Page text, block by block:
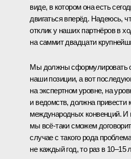
виде, в котором она есть
двигаться вперёд. Надеюсь,
отклик у наших партнёров в
на саммит двадцати
Мы должны сформулировать
наши позиции, а вот
на экспертном уровне, на
и ведомств, должна привести
международных конвенций.
мы всё‑таки сможем
случае с такого рода
не каждый год, то раз в 10–15